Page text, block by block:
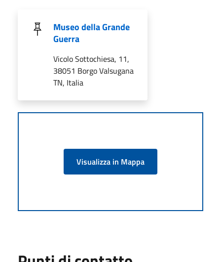
Museo della Grande
Guerra
Vicolo Sottochiesa, 11,
38051 Borgo Valsugana
TN, Italia
Visualizza in Mappa